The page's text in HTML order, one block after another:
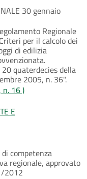
30 gennaio
Regionale
per il calcolo dei
di edilizia
quaterdecies della
2005, n. 36".
n. 16 )
E
competenza
regionale, approvato
2012